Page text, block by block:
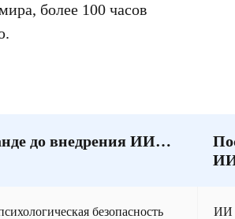
более 100 часов
до внедрения ИИ…
безопасность
ИИ